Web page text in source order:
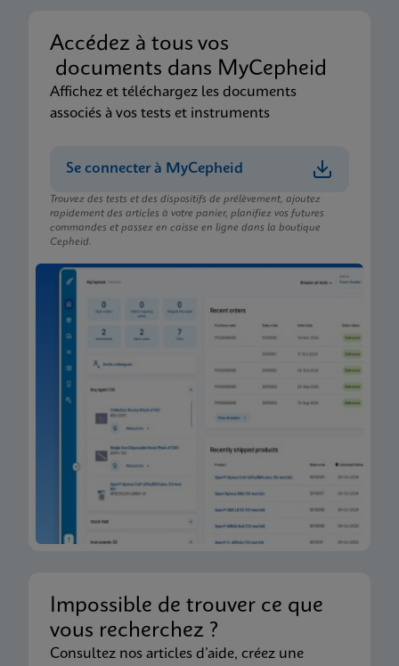
Accédez à tous vos
documents dans MyCepheid
Affichez et téléchargez les documents
associés à vos tests et instruments
Se connecter à MyCepheid
Trouvez des tests et des dispositifs de prélèvement, ajoutez
rapidement des articles à votre panier, planifiez vos futures
commandes et passez en caisse en ligne dans la boutique
Cepheid.
Impossible de trouver ce que
vous recherchez ?
Consultez nos articles d’aide, créez une